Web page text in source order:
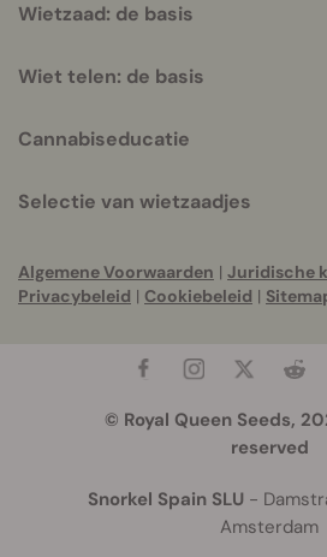
Wietzaad: de basis
Wiet telen: de basis
Cannabiseducatie
Selectie van wietzaadjes
Algemene Voorwaarden | Juridische
Privacybeleid | Cookiebeleid |
© Royal Queen Seeds,
reserved
Snorkel Spain SLU -
Amsterdam